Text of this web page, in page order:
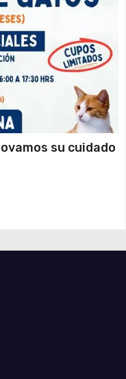
su cuidado